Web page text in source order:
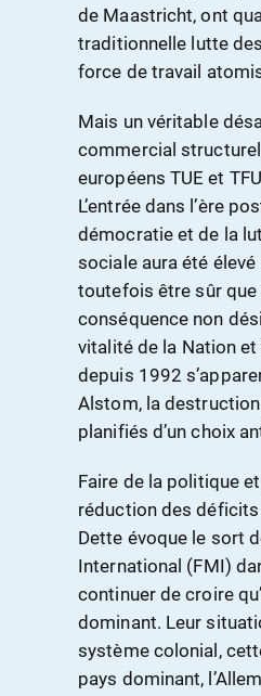
de Maastricht, ont
traditionnelle lutte
force de travail
Mais un véritable
commercial
européens TUE et
L’entrée dans l’ère
démocratie et de la
sociale aura été
toutefois être sûr
conséquence non
vitalité de la Nation
depuis 1992
Alstom, la
planifiés d’un choix
Faire de la politique
réduction des déficits
Dette évoque le sort
International (FMI)
continuer de croire
dominant. Leur
système colonial,
pays dominant,